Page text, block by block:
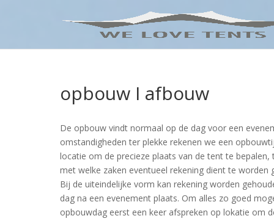
opbouw I afbouw
De opbouw vindt normaal op de dag voor een
omstandigheden ter plekke rekenen we een
locatie om de precieze plaats van de tent te
met welke zaken eventueel rekening dient te
Bij de uiteindelijke vorm kan rekening worden
dag na een evenement plaats. Om alles zo goed
opbouwdag eerst een keer afspreken op lokatie om